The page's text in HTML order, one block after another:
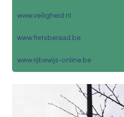
www.veiligheid.nl
www.fietsberaad.be
www.rijbewijs-online.be